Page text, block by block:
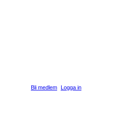
Logga in
Bli medlem